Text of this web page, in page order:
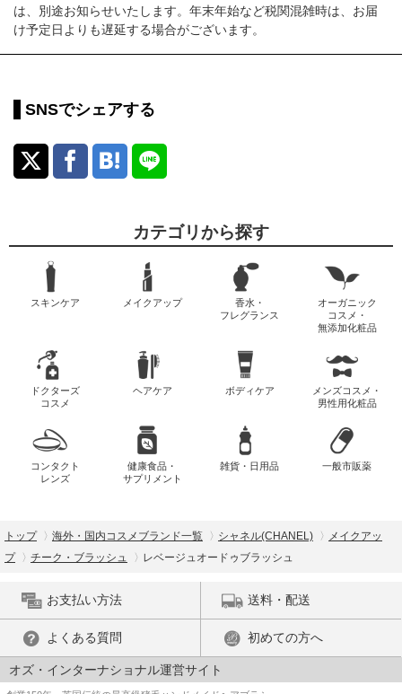
は、別途お知らせいたします。年末年始など税関混雑時は、お届
け予定日よりも遅延する場合がございます。
SNSでシェアする
カテゴリから探す
スキンケア メイクアップ
香水・
フレグランス
オーガニック
コスメ・
無添加化粧品
ドクターズ
コスメ
ヘアケア ボディケア
メンズコスメ・
男性用化粧品
コンタクト
レンズ
健康食品・
サプリメント
雑貨・日用品 一般市販薬
トップ 海外・国内コスメブランド一覧 シャネル(CHANEL)
メイクアッ
プ
チーク・ブラッシュ レベージュオードゥブラッシュ
お支払い方法 送料・配送
よくある質問 初めての方へ
オズ・インターナショナル運営サイト